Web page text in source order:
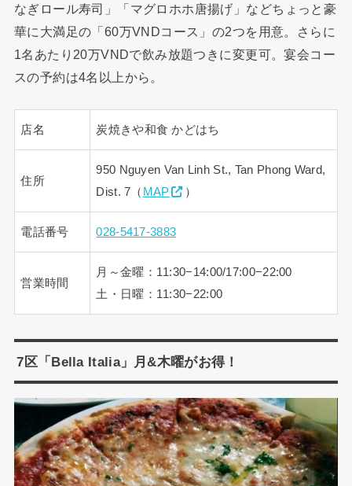
なぎロール寿司」「マグロホホ唐揚げ」などちょっと豪
華に大満足の「60万VNDコース」の2つを用意。さらに
1名あたり20万VNDで飲み放題つきに変更可。宴会コー
スの予約は4名以上から。
店名 炭焼きや和食 かどはち
住所
950 Nguyen Van Linh St., Tan Phong Ward,
Dist. 7（ MAP ）
電話番号 028-5417-3883
営業時間
月～金曜：11:30−14:00/17:00−22:00
土・日曜：11:30−22:00
7区「Bella Italia」月&木曜がお得！